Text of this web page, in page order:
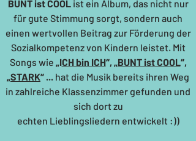
BUNT ist COOL ist ein Album, das nicht nur
für gute Stimmung sorgt, sondern auch
einen wertvollen Beitrag zur Förderung der
Sozialkompetenz von Kindern leistet. Mit
Songs wie „ICH bin ICH“, „BUNT ist COOL“,
„STARK“ ... hat die Musik bereits ihren Weg
in zahlreiche Klassenzimmer gefunden und
sich dort zu
echten Lieblingsliedern entwickelt :))